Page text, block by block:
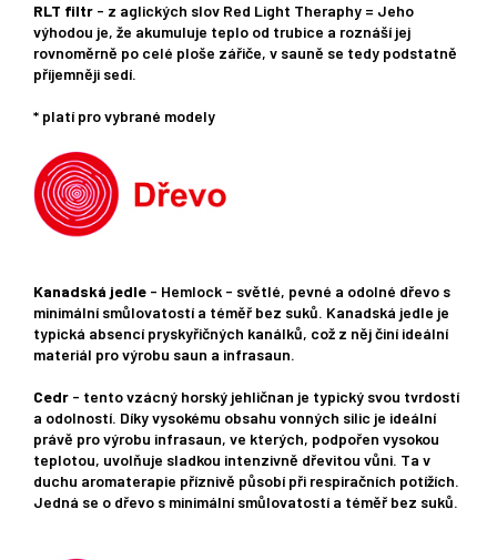
RLT filtr - z aglických slov Red Light Theraphy = Jeho
výhodou je, že akumuluje teplo od trubice a roznáší jej
rovnoměrně po celé ploše zářiče, v sauně se tedy podstatně
příjemněji sedí.
* platí pro vybrané modely
Kanadská jedle - Hemlock - světlé, pevné a odolné dřevo s
minimální smůlovatostí a téměř bez suků. Kanadská jedle je
typická absencí pryskyřičných kanálků, což z něj činí ideální
materiál pro výrobu saun a infrasaun.
Cedr - tento vzácný horský jehličnan je typický svou tvrdostí
a odolností. Díky vysokému obsahu vonných silic je ideální
právě pro výrobu infrasaun, ve kterých, podpořen vysokou
teplotou, uvolňuje sladkou intenzivně dřevitou vůni. Ta v
duchu aromaterapie příznivě působí při respiračních potížích.
Jedná se o dřevo s minimální smůlovatostí a téměř bez suků.